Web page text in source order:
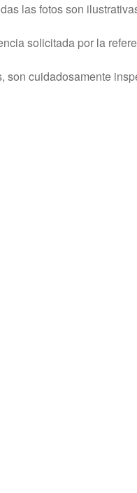
las fotos son
solicitada por la
cuidadosamente